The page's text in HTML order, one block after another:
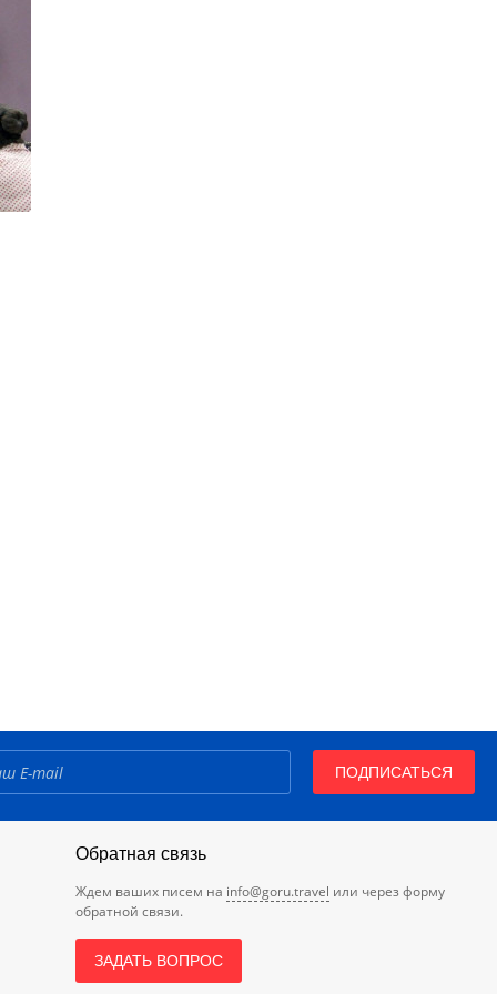
ПОДПИСАТЬСЯ
Обратная связь
Ждем ваших писем на info@goru.travel или через форму
обратной связи.
ЗАДАТЬ ВОПРОС